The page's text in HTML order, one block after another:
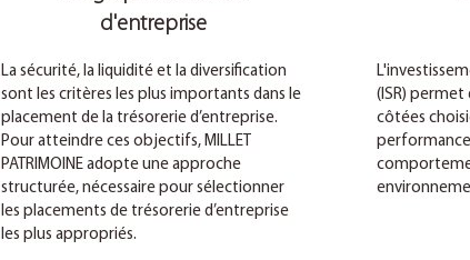
d'entreprise
La sécurité, la liquidité et la diversification
sont les critères les plus importants dans le
placement de la trésorerie d’entreprise.
Pour atteindre ces objectifs, MILLET
PATRIMOINE adopte une approche
structurée, nécessaire pour sélectionner
les placements de trésorerie d’entreprise
les plus appropriés.
(ISR) permet
côtées